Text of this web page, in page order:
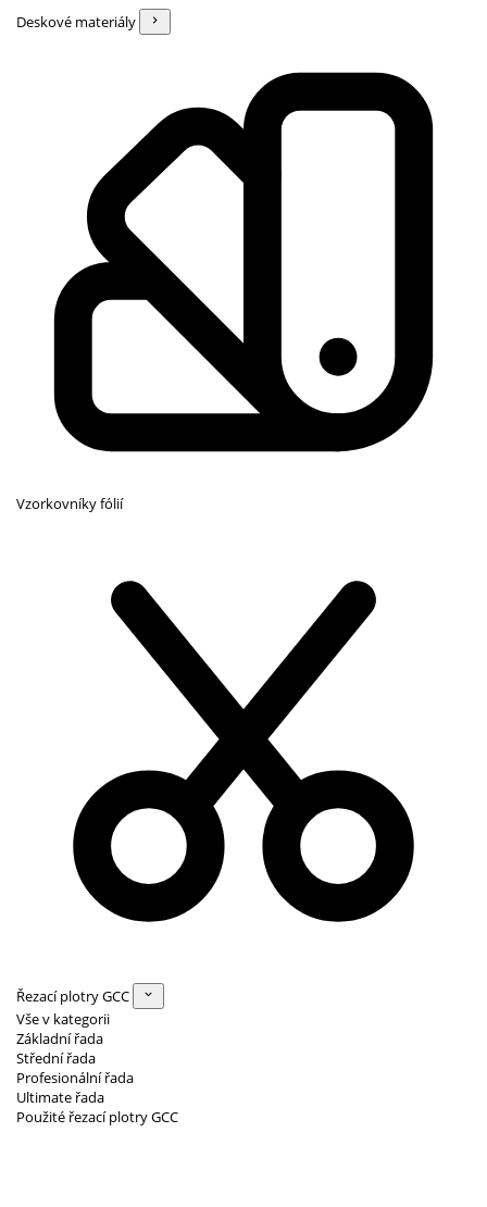
Deskové materiály
Vzorkovníky fólií
Řezací plotry GCC
Vše v kategorii
Základní řada
Střední řada
Profesionální řada
Ultimate řada
Použité řezací plotry GCC